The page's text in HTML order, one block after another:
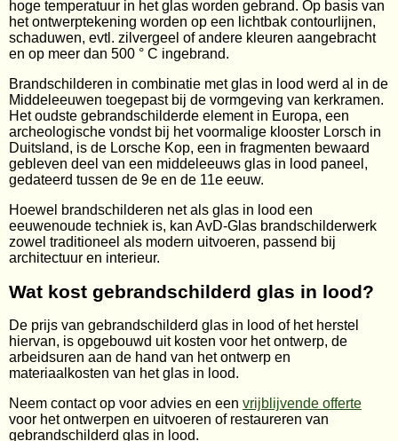
hoge temperatuur in het glas worden gebrand. Op basis van
het ontwerptekening worden op een lichtbak contourlijnen,
schaduwen, evtl. zilvergeel of andere kleuren aangebracht
en op meer dan 500 ° C ingebrand.
Brandschilderen in combinatie met glas in lood werd al in de
Middeleeuwen toegepast bij de vormgeving van kerkramen.
Het oudste gebrandschilderde element in Europa, een
archeologische vondst bij het voormalige klooster Lorsch in
Duitsland, is de Lorsche Kop, een in fragmenten bewaard
gebleven deel van een middeleeuws glas in lood paneel,
gedateerd tussen de 9e en de 11e eeuw.
Hoewel brandschilderen net als glas in lood een
eeuwenoude techniek is, kan AvD-Glas brandschilderwerk
zowel traditioneel als modern uitvoeren, passend bij
architectuur en interieur.
Wat kost gebrandschilderd glas in lood?
De prijs van gebrandschilderd glas in lood of het herstel
hiervan, is opgebouwd uit kosten voor het ontwerp, de
arbeidsuren aan de hand van het ontwerp en
materiaalkosten van het glas in lood.
Neem contact op voor advies en een vrijblijvende offerte
voor het ontwerpen en uitvoeren of restaureren van
gebrandschilderd glas in lood.